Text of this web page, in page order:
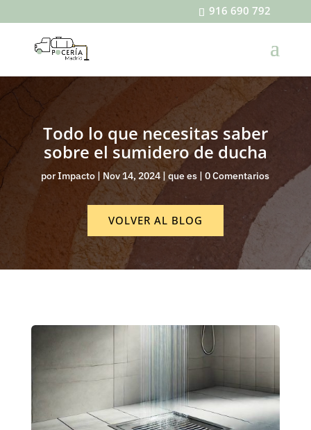
916 690 792
Todo lo que necesitas saber
sobre el sumidero de ducha
porImpacto | Nov 14, 2024 |que es |0 Comentarios
VOLVER AL BLOG